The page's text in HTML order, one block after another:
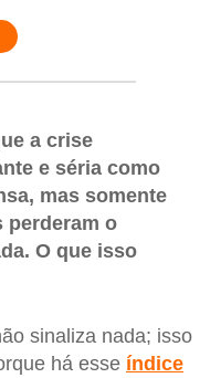
a crise
e séria como
mas somente
perderam o
O que isso
sinaliza nada; isso
há esse índice